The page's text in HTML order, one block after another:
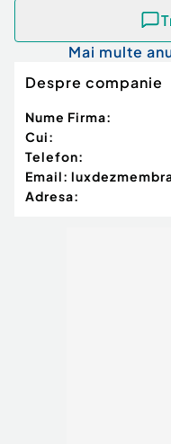
Mai multe
Despre companie
Nume Firma:
Cui:
Telefon:
Email:
Adresa: